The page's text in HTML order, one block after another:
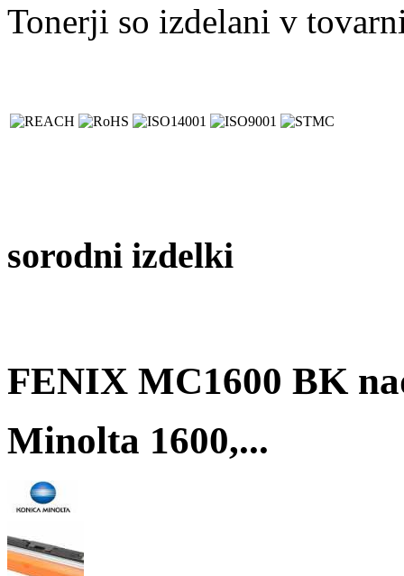
Tonerji so izdelani v
sorodni izdelki
FENIX MC1600 BK
Minolta 1600,...